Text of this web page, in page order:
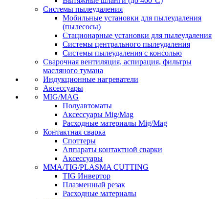
Системы пылеудаления
Мобильные установки для пылеудаления
(пылесосы)
Стационарные установки для пылеудаления
Системы центрального пылеудаления
Системы пылеудаления с консолью
Сварочная вентиляция, аспирация, фильтры
масляного тумана
Индукционные нагреватели
Аксессуары
MIG/MAG
Полуавтоматы
Аксессуары Mig/Mag
Расходные материалы Mig/Mag
Контактная сварка
Споттеры
Аппараты контактной сварки
Аксессуары
MMA/TIG/PLASMA CUTTING
TIG Инвертор
Плазменный резак
Расходные материалы